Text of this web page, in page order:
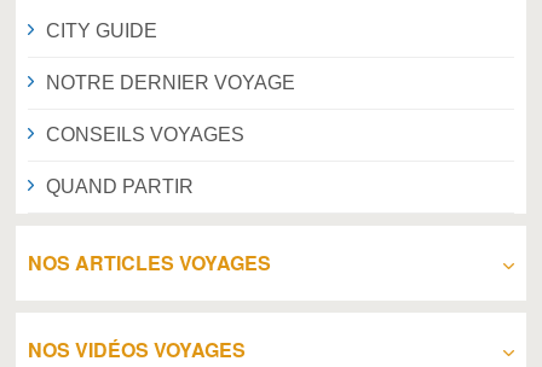
CITY GUIDE
NOTRE DERNIER VOYAGE
CONSEILS VOYAGES
QUAND PARTIR
NOS ARTICLES VOYAGES
NOS VIDÉOS VOYAGES